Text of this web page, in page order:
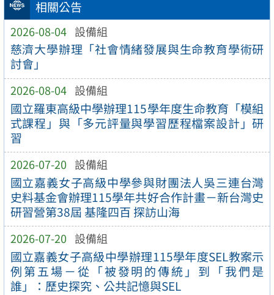
相關公告
2026-08-04 設備組
慈濟大學辦理「社會情緒發展與生命教育學術研
討會」
2026-08-04 設備組
國立羅東高級中學辦理115學年度生命教育「模組
式課程」與「多元評量與學習歷程檔案設計」研
習
2026-07-20 設備組
國立嘉義女子高級中學參與財團法人吳三連台灣
史料基金會辦理115學年共好合作計畫－新台灣史
研習營第38屆 基隆四百 探訪山海
2026-07-20 設備組
國立嘉義女子高級中學辦理115學年度SEL教案示
例第五場－從「被發明的傳統」到「我們是
誰」：歷史探究、公共記憶與SEL